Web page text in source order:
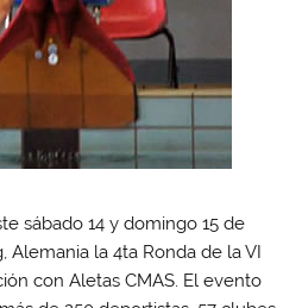
sábado 14 y domingo 15 de
Alemania la 4ta Ronda de la VI
con Aletas CMAS. El evento